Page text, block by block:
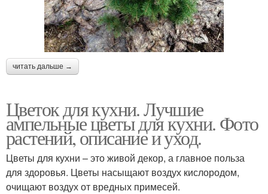
читать дальше →
Цветок для кухни. Лучшие
ампельные цветы для кухни. Фото
растений, описание и уход.
Цветы для кухни – это живой декор, а главное польза
для здоровья. Цветы насыщают воздух кислородом,
очищают воздух от вредных примесей.